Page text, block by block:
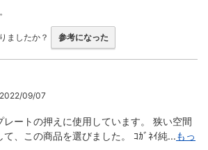
ましたか？ 参考になった
5
2022/09/07
ートの押えに使用しています。 狭い空間
、この商品を選びました。 ｺｶﾞﾈｲ純...もっ